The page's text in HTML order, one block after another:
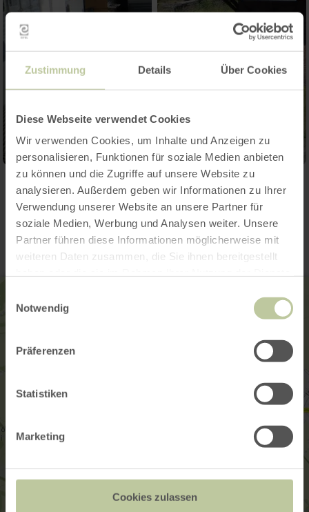
Zustimmung Details Über Cookies
Diese Webseite verwendet Cookies
Wir verwenden Cookies, um Inhalte und Anzeigen zu
personalisieren, Funktionen für soziale Medien anbieten
zu können und die Zugriffe auf unsere Website zu
analysieren. Außerdem geben wir Informationen zu Ihrer
Verwendung unserer Website an unsere Partner für
soziale Medien, Werbung und Analysen weiter. Unsere
Partner führen diese Informationen möglicherweise mit
weiteren Daten zusammen, die Sie ihnen bereitgestellt
Notwendig
Präferenzen
Statistiken
Marketing
Cookies zulassen
Kontakt